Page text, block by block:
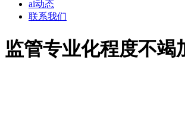
ai动态
联系我们
监管专业化程度不竭